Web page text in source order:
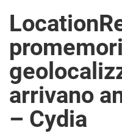
arrivano
– Cydia